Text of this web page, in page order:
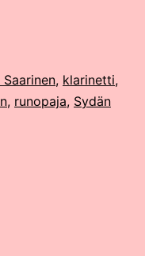
, klarinetti,
, runopaja, Sydän